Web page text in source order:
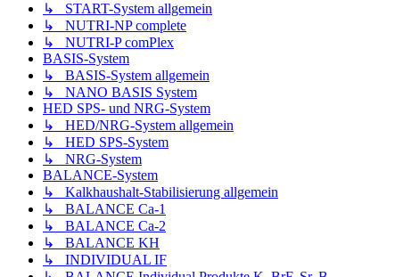
↳ START-System allgemein
↳ NUTRI-NP complete
↳ NUTRI-P comPlex
BASIS-System
↳ BASIS-System allgemein
↳ NANO BASIS System
HED SPS- und NRG-System
↳ HED/NRG-System allgemein
↳ HED SPS-System
↳ NRG-System
BALANCE-System
↳ Kalkhaushalt-Stabilisierung allgemein
↳ BALANCE Ca-1
↳ BALANCE Ca-2
↳ BALANCE KH
↳ INDIVIDUAL IF